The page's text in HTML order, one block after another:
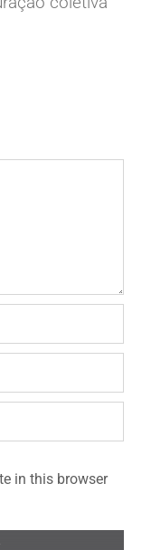
in this browser